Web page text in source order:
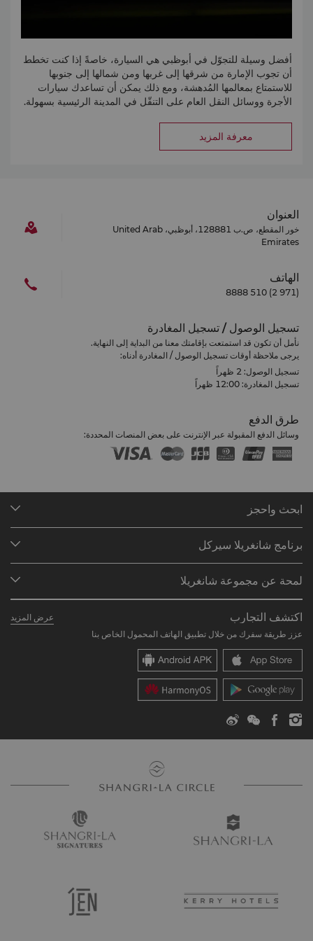
أفضل وسيلة للتجوّل في أبوظبي هي السيارة، خاصةً إذا كنت تخطط
أن تجوب الإمارة من شرقها إلى غربها ومن شمالها إلى جنوبها
للاستمتاع بمعالمها المُدهشة، ومع ذلك يمكن أن تساعدك سيارات
الأجرة ووسائل النقل العام على التنقّل في المدينة الرئيسية بسهولة.
معرفة المزيد
العنوان
خور المقطع، ص.ب 128881، أبوظبي، United Arab
Emirates
الهاتف
(971 2) 510 8888
تسجيل الوصول / تسجيل المغادرة
نأمل أن تكون قد استمتعت بإقامتك معنا من البداية إلى النهاية.
يرجى ملاحظة أوقات تسجيل الوصول / المغادرة أدناه:
تسجيل الوصول: 2 ظهراً
تسجيل المغادرة: 12:00 ظهراً
طرق الدفع
وسائل الدفع المقبولة عبر الإنترنت على بعض المنصات المحددة:
ابحث واحجز
البحث عن الحجوزات
المطاعم والبارات
برنامج شانغريلا سيركل
انضم إلى برنامج شانغريلا سيركل
الأسئلة الشائعة
اتصل بنا
لمحة عن مجموعة شانغريلا
علاماتنا الفندقية
مراكز شانغريلا
أماكن الإقامة
اتصل بنا
الوظائف
المواطنة العالمية
الأخبار
اكتشف التجارب
عرض المزيد
عزز طريقة سفرك من خلال تطبيق الهاتف المحمول الخاص بنا